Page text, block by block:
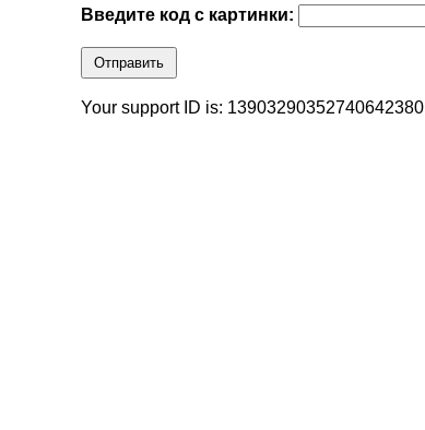
Введите код с картинки:
Отправить
Your support ID is: 13903290352740642380